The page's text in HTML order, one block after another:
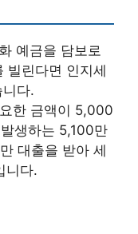
예금을 담보로
빌린다면 인지세
다.
한 금액이 5,000
생하는 5,100만
대출을 받아 세
니다.